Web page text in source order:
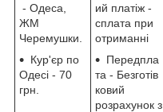
- Одеса,
ЖМ
Черемушки.
Кур'єр по
Одесі - 70
грн.
ий платіж -
сплата при
отриманні
Передпла
та - Безготів
ковий
розрахунок з